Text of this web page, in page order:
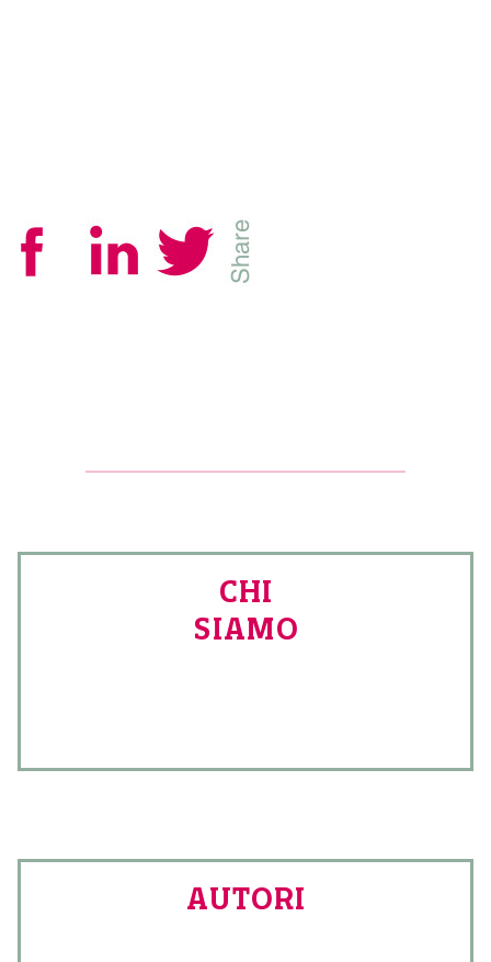
CHI
SIAMO
AUTORI